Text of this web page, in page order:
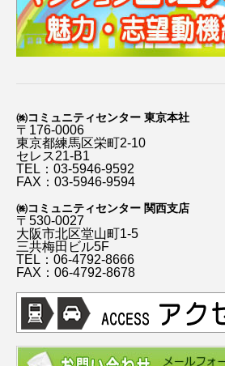
㈱コミュニティセンター 東京本社
〒176-0006
東京都練馬区栄町2-10
セレス21-B1
TEL：03-5946-9592
FAX：03-5946-9594
㈱コミュニティセンター 関西支店
〒530-0027
大阪市北区堂山町1-5
三共梅田ビル5F
TEL：06-4792-8666
FAX：06-4792-8678